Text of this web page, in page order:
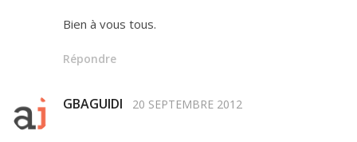
Bien à vous tous.
Répondre
GBAGUIDI 20 SEPTEMBRE 2012